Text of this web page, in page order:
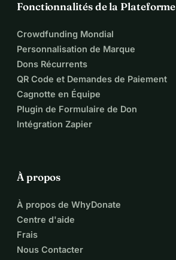
Fonctionnalités de la Plateforme
Crowdfunding Mondial
Personnalisation de Marque
Dons Récurrents
QR Code et Demandes de Paiement
Cagnotte en Équipe
Plugin de Formulaire de Don
Intégration Zapier
À propos
À propos de WhyDonate
Centre d'aide
Frais
Nous Contacter